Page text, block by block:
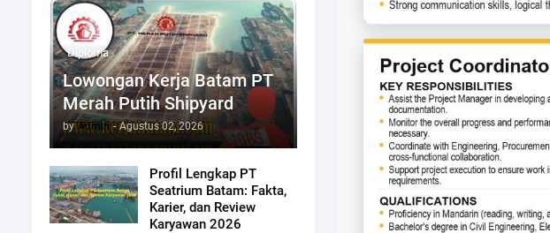
Diploma
Lowongan Kerja Batam PT
Merah Putih Shipyard
by Admin - Agustus 02, 2026
Profil Lengkap PT
Seatrium Batam: Fakta,
Karier, dan Review
Karyawan 2026